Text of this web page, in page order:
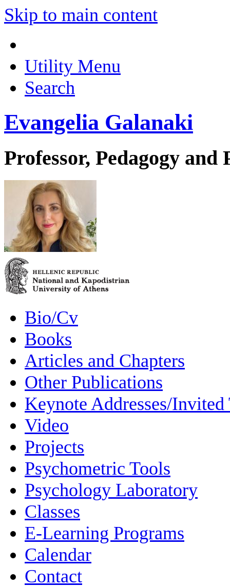
Skip to main content
Utility Menu
Search
Evangelia Galanaki
Professor, Pedagogy
Bio/Cv
Books
Articles and Chapters
Other Publications
Keynote Addresses/Invited
Video
Projects
Psychometric Tools
Psychology Laboratory
Classes
E-Learning Programs
Calendar
Contact